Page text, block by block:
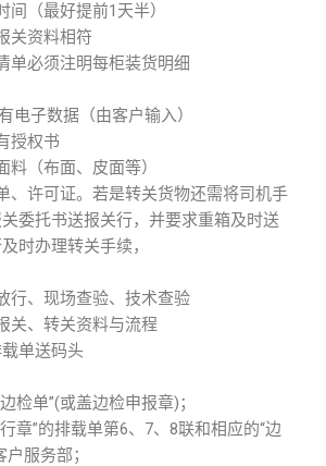
间（最好提前1天半）
关资料相符
单必须注明每柜装货明细
电子数据（由客户输入）
授权书
料（布面、皮面等）
、许可证。若是转关货物还需将司机手
委托书送报关行，并要求重箱及时送
时办理转关手续，
行、现场查验、技术查验
关、转关资料与流程
单送码头
检单”(或盖边检申报章)；
章”的排载单第6、7、8联和相应的“边
服务部；